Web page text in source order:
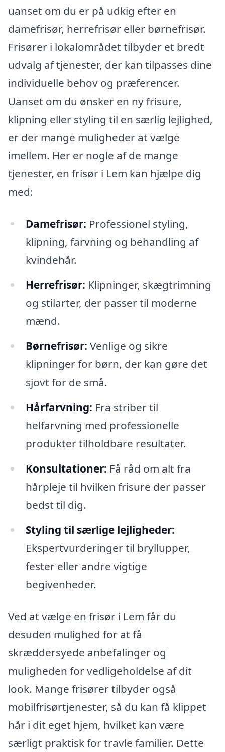
uanset om du er på udkig efter en
damefrisør, herrefrisør eller børnefrisør.
Frisører i lokalområdet tilbyder et bredt
udvalg af tjenester, der kan tilpasses dine
individuelle behov og præferencer.
Uanset om du ønsker en ny frisure,
klipning eller styling til en særlig lejlighed,
er der mange muligheder at vælge
imellem. Her er nogle af de mange
tjenester, en frisør i Lem kan hjælpe dig
med:
Damefrisør: Professionel styling,
klipning, farvning og behandling af
kvindehår.
Herrefrisør: Klipninger, skægtrimning
og stilarter, der passer til moderne
mænd.
Børnefrisør: Venlige og sikre
klipninger for børn, der kan gøre det
sjovt for de små.
Hårfarvning: Fra striber til
helfarvning med professionelle
produkter tilholdbare resultater.
Konsultationer: Få råd om alt fra
hårpleje til hvilken frisure der passer
bedst til dig.
Styling til særlige lejligheder:
Ekspertvurderinger til bryllupper,
fester eller andre vigtige
begivenheder.
Ved at vælge en frisør i Lem får du
desuden mulighed for at få
skræddersyede anbefalinger og
muligheden for vedligeholdelse af dit
look. Mange frisører tilbyder også
mobilfrisørtjenester, så du kan få klippet
hår i dit eget hjem, hvilket kan være
særligt praktisk for travle familier. Dette